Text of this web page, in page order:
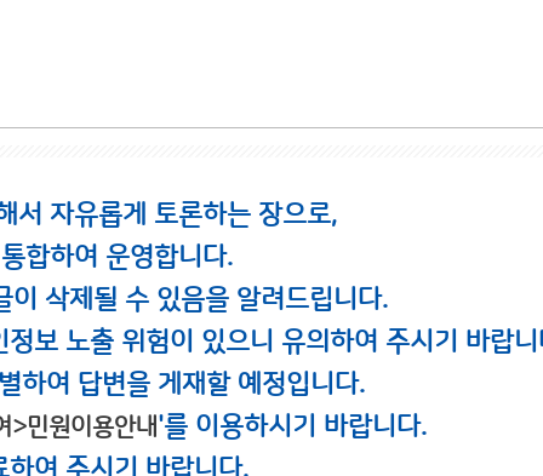
서 자유롭게 토론하는 장으로,
합하여 운영합니다.
삭제될 수 있음을 알려드립니다.
보 노출 위험이 있으니 유의하여 주시기 바랍니
하여 답변을 게재할 예정입니다.
>민원이용안내'를 이용하시기 바랍니다.
여 주시기 바랍니다.